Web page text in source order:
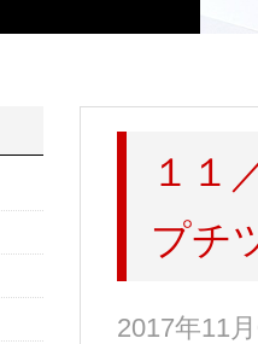
１１
プチ
2017年11